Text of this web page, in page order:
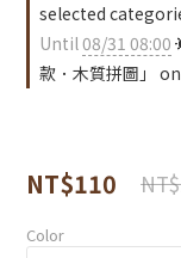
selected
Until08/31 08:00
款．木質拼圖」
NT$110
Color